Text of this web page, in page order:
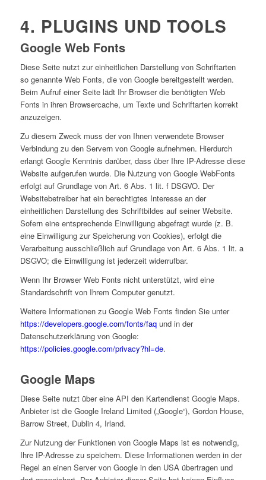
4. PLUGINS UND TOOLS
Google Web Fonts
Diese Seite nutzt zur einheitlichen Darstellung von Schriftarten
so genannte Web Fonts, die von Google bereitgestellt werden.
Beim Aufruf einer Seite lädt Ihr Browser die benötigten Web
Fonts in ihren Browsercache, um Texte und Schriftarten korrekt
anzuzeigen.
Zu diesem Zweck muss der von Ihnen verwendete Browser
Verbindung zu den Servern von Google aufnehmen. Hierdurch
erlangt Google Kenntnis darüber, dass über Ihre IP-Adresse diese
Website aufgerufen wurde. Die Nutzung von Google WebFonts
erfolgt auf Grundlage von Art. 6 Abs. 1 lit. f DSGVO. Der
Websitebetreiber hat ein berechtigtes Interesse an der
einheitlichen Darstellung des Schriftbildes auf seiner Website.
Sofern eine entsprechende Einwilligung abgefragt wurde (z. B.
eine Einwilligung zur Speicherung von Cookies), erfolgt die
Verarbeitung ausschließlich auf Grundlage von Art. 6 Abs. 1 lit. a
DSGVO; die Einwilligung ist jederzeit widerrufbar.
Wenn Ihr Browser Web Fonts nicht unterstützt, wird eine
Standardschrift von Ihrem Computer genutzt.
Weitere Informationen zu Google Web Fonts finden Sie unter
https://developers.google.com/fonts/faqund in der
Datenschutzerklärung von Google:
https://policies.google.com/privacy?hl=de.
Google Maps
Diese Seite nutzt über eine API den Kartendienst Google Maps.
Anbieter ist die Google Ireland Limited („Google“), Gordon House,
Barrow Street, Dublin 4, Irland.
Zur Nutzung der Funktionen von Google Maps ist es notwendig,
Ihre IP-Adresse zu speichern. Diese Informationen werden in der
Regel an einen Server von Google in den USA übertragen und